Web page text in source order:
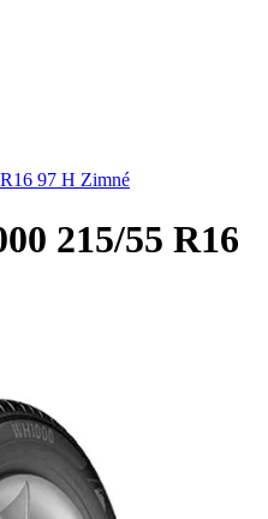
97 H Zimné
215/55 R16